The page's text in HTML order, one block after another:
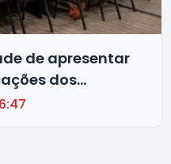
de apresentar
dos